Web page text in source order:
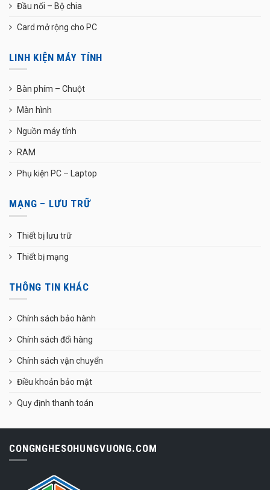
Đầu nối – Bộ chia
Card mở rộng cho PC
LINH KIỆN MÁY TÍNH
Bàn phím – Chuột
Màn hình
Nguồn máy tính
RAM
Phụ kiện PC – Laptop
MẠNG – LƯU TRỮ
Thiết bị lưu trữ
Thiết bị mạng
THÔNG TIN KHÁC
Chính sách bảo hành
Chính sách đổi hàng
Chính sách vận chuyển
Điều khoản bảo mật
Quy định thanh toán
CONGNGHESOHUNGVUONG.COM